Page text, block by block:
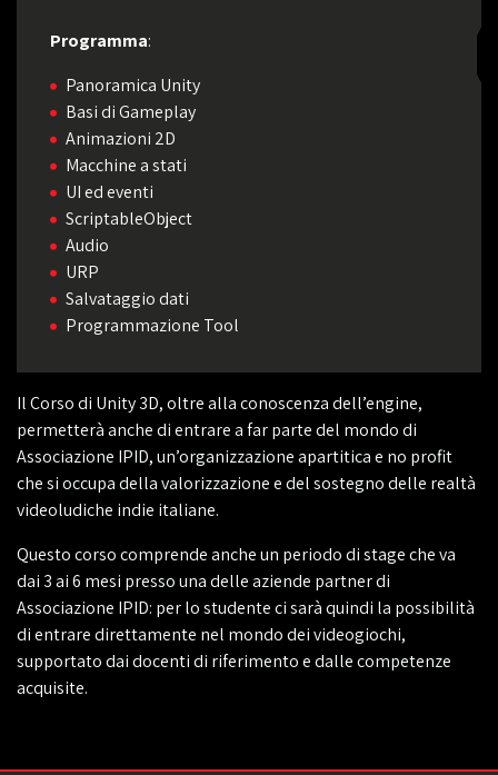
Programma:
Panoramica Unity
Basi di Gameplay
Animazioni 2D
Macchine a stati
UI ed eventi
ScriptableObject
Audio
URP
Salvataggio dati
Programmazione Tool
Il Corso di Unity 3D, oltre alla conoscenza dell’engine,
permetterà anche di entrare a far parte del mondo di
Associazione IPID, un’organizzazione apartitica e no profit
che si occupa della valorizzazione e del sostegno delle realtà
videoludiche indie italiane.
Questo corso comprende anche un periodo di stage che va
dai 3 ai 6 mesi presso una delle aziende partner di
Associazione IPID: per lo studente ci sarà quindi la possibilità
di entrare direttamente nel mondo dei videogiochi,
supportato dai docenti di riferimento e dalle competenze
acquisite.